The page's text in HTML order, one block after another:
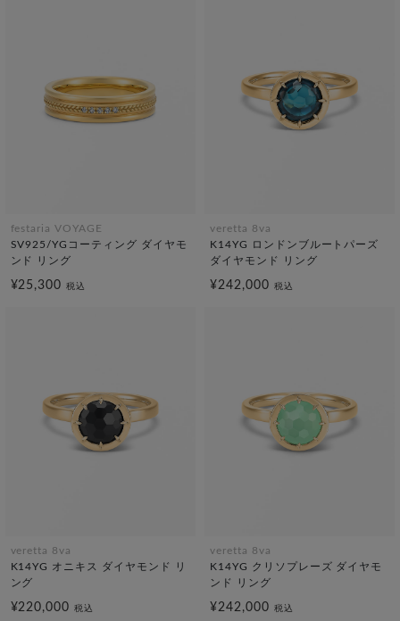
festaria VOYAGE
SV925/YGコーティング ダイヤモ
ンド リング
¥25,300税込
veretta 8va
K14YG ロンドンブルートパーズ
ダイヤモンド リング
¥242,000 税込
veretta 8va
K14YG オニキス ダイヤモンド リ
ング
¥220,000税込
veretta 8va
K14YG クリソプレーズ ダイヤモ
ンド リング
¥242,000 税込